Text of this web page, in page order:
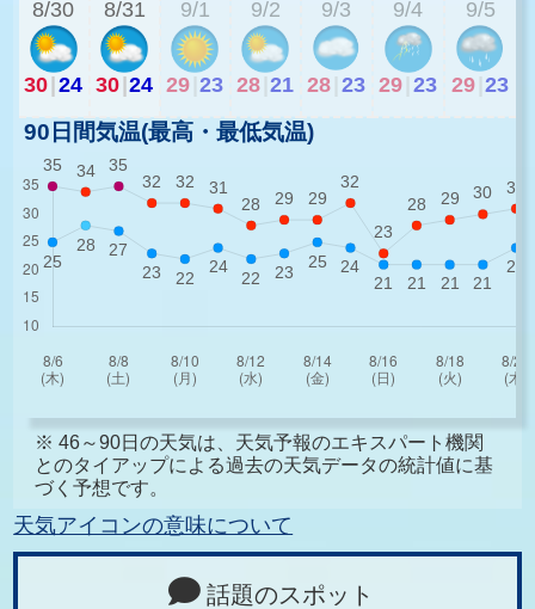
8/30
30|24
8/31
30|24
9/1
29 23
9/2
28 21
9/3
28 23
9/4
29 23
9/5
29 23
90日間気温(最高・最低気温)
※ 46～90日の天気は、天気予報のエキスパート機関
とのタイアップによる過去の天気データの統計値に基
づく予想です。
天気アイコンの意味について
話題のスポット